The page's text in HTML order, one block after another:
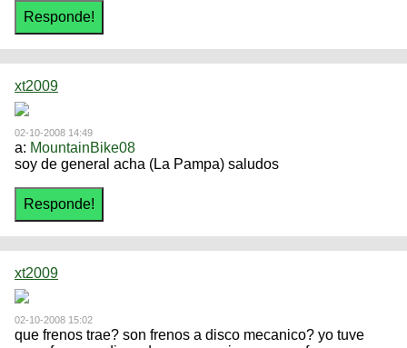
xt2009
02-10-2008 14:49
a: MountainBike08
soy de general acha (La Pampa) saludos
xt2009
02-10-2008 15:02
que frenos trae? son frenos a disco mecanico? yo tuve